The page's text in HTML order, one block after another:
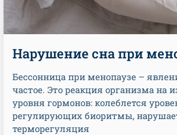
Нарушение сна при
Бессонница при менопаузе –
частое. Это реакция организма на
уровня гормонов: колеблется
регулирующих биоритмы,
терморегуляция